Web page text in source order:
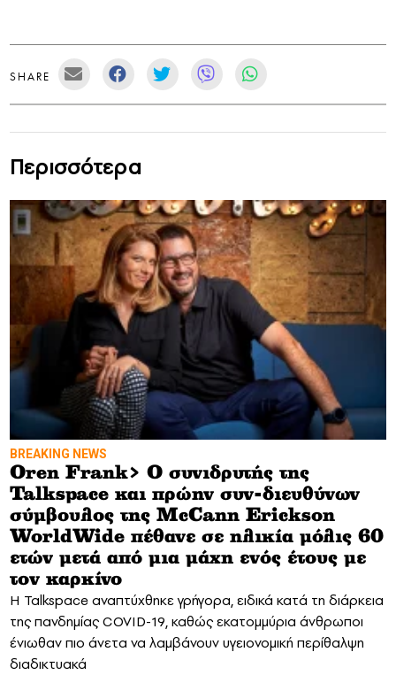
SHARE
Περισσότερα
BREAKING NEWS
Oren Frank> Ο συνιδρυτής της
Talkspace και πρώην συν-διευθύνων
σύμβουλος της McCann Erickson
WorldWide πέθανε σε ηλικία μόλις 60
ετών μετά από μια μάχη ενός έτους με
τον καρκίνο
Η Talkspace αναπτύχθηκε γρήγορα, ειδικά κατά τη διάρκεια
της πανδημίας COVID-19, καθώς εκατομμύρια άνθρωποι
ένιωθαν πιο άνετα να λαμβάνουν υγειονομική περίθαλψη
διαδικτυακά